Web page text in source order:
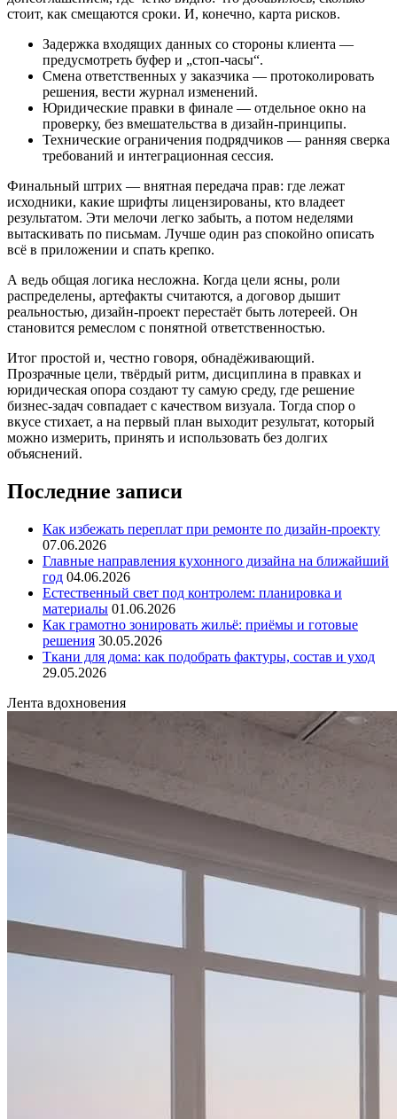
стоит, как смещаются сроки. И, конечно, карта рисков.
Задержка входящих данных со стороны клиента —
предусмотреть буфер и „стоп‑часы“.
Смена ответственных у заказчика — протоколировать
решения, вести журнал изменений.
Юридические правки в финале — отдельное окно на
проверку, без вмешательства в дизайн‑принципы.
Технические ограничения подрядчиков — ранняя сверка
требований и интеграционная сессия.
Финальный штрих — внятная передача прав: где лежат
исходники, какие шрифты лицензированы, кто владеет
результатом. Эти мелочи легко забыть, а потом неделями
вытаскивать по письмам. Лучше один раз спокойно описать
всё в приложении и спать крепко.
А ведь общая логика несложна. Когда цели ясны, роли
распределены, артефакты считаются, а договор дышит
реальностью, дизайн‑проект перестаёт быть лотереей. Он
становится ремеслом с понятной ответственностью.
Итог простой и, честно говоря, обнадёживающий.
Прозрачные цели, твёрдый ритм, дисциплина в правках и
юридическая опора создают ту самую среду, где решение
бизнес‑задач совпадает с качеством визуала. Тогда спор о
вкусе стихает, а на первый план выходит результат, который
можно измерить, принять и использовать без долгих
объяснений.
Последние записи
Как избежать переплат при ремонте по дизайн‑проекту
07.06.2026
Главные направления кухонного дизайна на ближайший
год 04.06.2026
Естественный свет под контролем: планировка и
материалы 01.06.2026
Как грамотно зонировать жильё: приёмы и готовые
решения 30.05.2026
Ткани для дома: как подобрать фактуры, состав и уход
29.05.2026
Лента вдохновения